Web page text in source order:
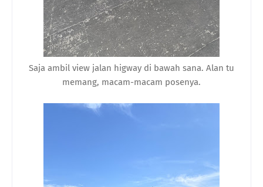
Saja ambil view jalan higway di bawah sana. Alan tu
memang, macam-macam posenya.